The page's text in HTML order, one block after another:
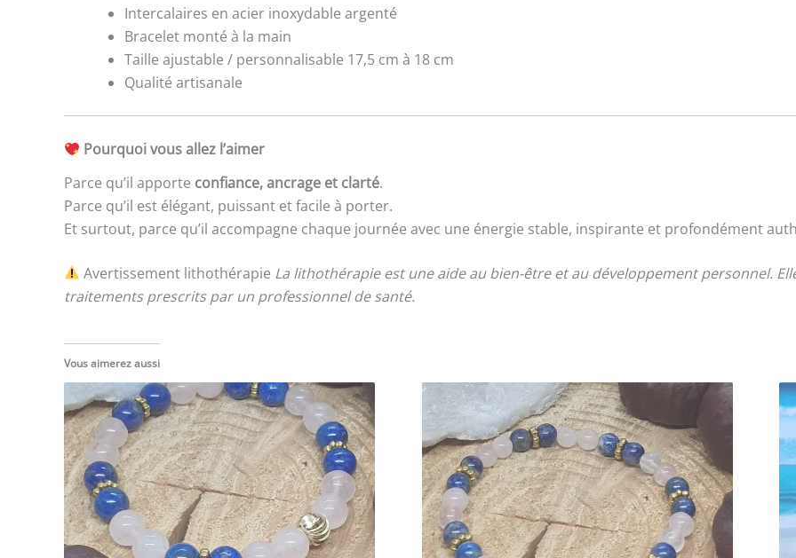
Intercalaires en acier inoxydable argenté
Bracelet monté à la main
Taille ajustable / personnalisable 17,5 cm à 18 cm
Qualité artisanale
Pourquoi vous allez l’aimer
Parce qu’il apporte confiance, ancrage et clarté.
Parce qu’il est élégant, puissant et facile à porter.
Et surtout, parce qu’il accompagne chaque journée avec une énergie stable, inspirante et profondément
Avertissement lithothérapie La lithothérapie est une aide au bien-être et au développement personnel.
traitements prescrits par un professionnel de santé.
Vous aimerez aussi